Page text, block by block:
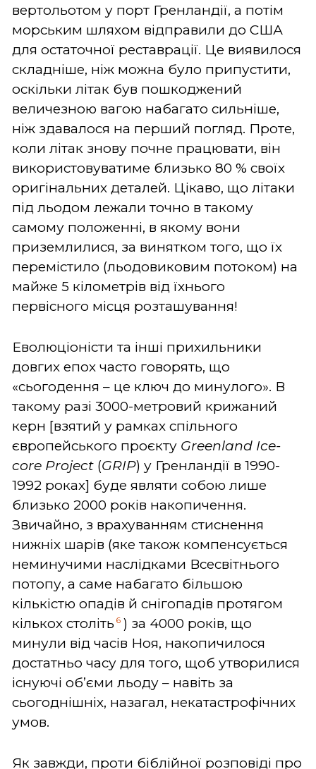
вертольотом у порт Гренландії, а потім
морським шляхом відправили до США
для остаточної реставрації. Це виявилося
складніше, ніж можна було припустити,
оскільки літак був пошкоджений
величезною вагою набагато сильніше,
ніж здавалося на перший погляд. Проте,
коли літак знову почне працювати, він
використовуватиме близько 80 % своїх
оригінальних деталей. Цікаво, що літаки
під льодом лежали точно в такому
самому положенні, в якому вони
приземлилися, за винятком того, що їх
перемістило (льодовиковим потоком) на
майже 5 кілометрів від їхнього
первісного місця розташування!
Еволюціоністи та інші прихильники
довгих епох часто говорять, що
«сьогодення – це ключ до минулого». В
такому разі 3000-метровий крижаний
керн [взятий у рамках спільного
європейського проєкту Greenland Ice-
core Project (GRIP) у Гренландії в 1990-
1992 роках] буде являти собою лише
близько 2000 років накопичення.
Звичайно, з врахуванням стиснення
нижніх шарів (яке також компенсується
неминучими наслідками Всесвітнього
потопу, а саме набагато більшою
кількістю опадів й снігопадів протягом
кількох століть 6 ) за 4000 років, що
минули від часів Ноя, накопичилося
достатньо часу для того, щоб утворилися
існуючі об’єми льоду – навіть за
сьогоднішніх, назагал, некатастрофічних
умов.
Як завжди, проти біблійної розповіді про